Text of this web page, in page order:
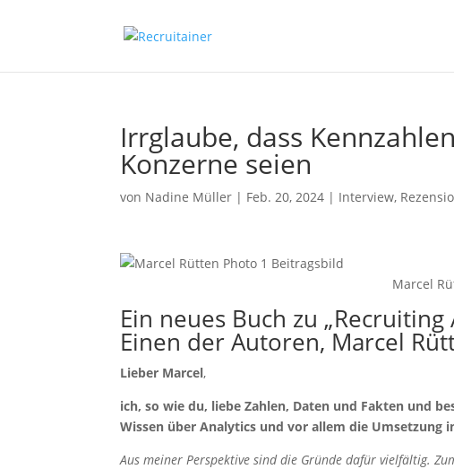
Irrglaube, dass
Konzerne seien
von Nadine Müller | Feb. 20, 2024 | Interview,
Marcel
Ein neues Buch zu „Recruiting
Einen der Autoren, Marcel
Lieber Marcel,
ich, so wie du, liebe Zahlen, Daten und Fakten und
Wissen über Analytics und vor allem die Umsetzung
Aus meiner Perspektive sind die Gründe dafür vielfältig.